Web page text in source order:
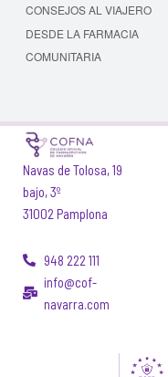
CONSEJOS AL VIAJERO
DESDE LA FARMACIA
COMUNITARIA
Navas de Tolosa, 19
bajo, 3º
31002 Pamplona
948 222 111
info@cof-
navarra.com